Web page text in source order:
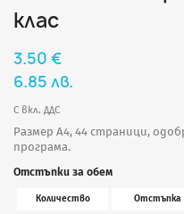
клас
3.50 €
6.85 лв.
С вкл. ДДС
Размер A4, 44 страници,
програма.
Отстъпки за обем
Количество Отстъпка